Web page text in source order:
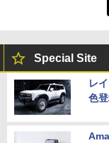
Special Site
レ
色